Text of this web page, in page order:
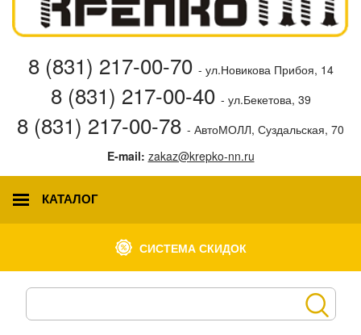
8 (831) 217-00-70 - ул.Новикова Прибоя, 14
8 (831) 217-00-40 - ул.Бекетова, 39
8 (831) 217-00-78 - АвтоМОЛЛ, Суздальская, 70
E-mail: zakaz@krepko-nn.ru
КАТАЛОГ
СИСТЕМА СКИДОК